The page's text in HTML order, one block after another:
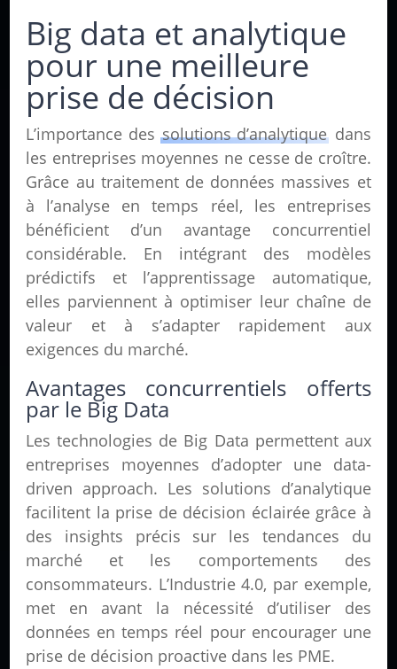
Big data et analytique
pour une meilleure
prise de décision
L’importance dessolutions d’analytique dans
les entreprises moyennes ne cesse de croître.
Grâce au traitement de données massives et
à l’analyse en temps réel, les entreprises
bénéficient d’un avantage concurrentiel
considérable. En intégrant des modèles
prédictifs et l’apprentissage automatique,
elles parviennent à optimiser leur chaîne de
valeur et à s’adapter rapidement aux
exigences du marché.
Avantages concurrentiels offerts
par le Big Data
Les technologies de Big Data permettent aux
entreprises moyennes d’adopter une data-
driven approach. Les solutions d’analytique
facilitent la prise de décision éclairée grâce à
des insights précis sur les tendances du
marché et les comportements des
consommateurs. L’Industrie 4.0, par exemple,
met en avant la nécessité d’utiliser des
données en temps réel pour encourager une
prise de décision proactive dans les PME.